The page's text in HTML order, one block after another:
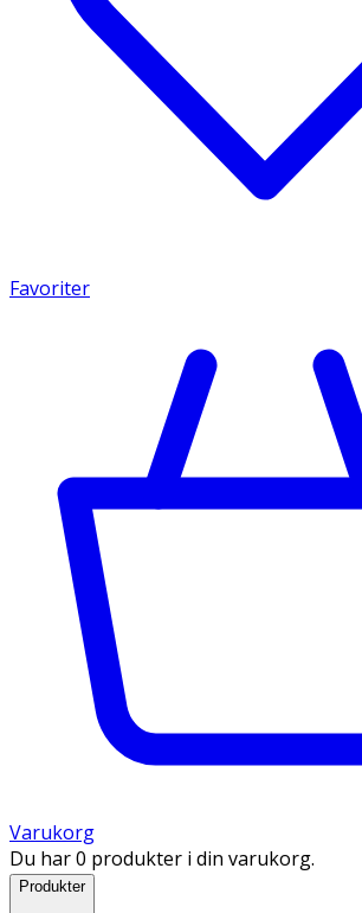
Favoriter
Varukorg
Du har 0 produkter i din varukorg.
Produkter